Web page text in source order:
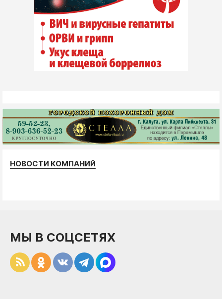
НОВОСТИ КОМПАНИЙ
МЫ В СОЦСЕТЯХ